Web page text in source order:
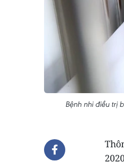
Bệnh nhi điều trị